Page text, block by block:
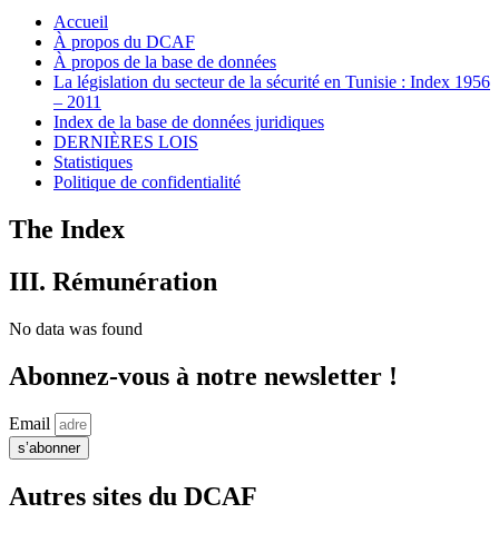
Accueil
À propos du DCAF
À propos de la base de données
La législation du secteur de la sécurité en Tunisie : Index 1956
– 2011
Index de la base de données juridiques
DERNIÈRES LOIS
Statistiques
Politique de confidentialité
The Index
III. Rémunération
No data was found
Abonnez-vous à notre newsletter !
Email
s’abonner
Autres sites du DCAF